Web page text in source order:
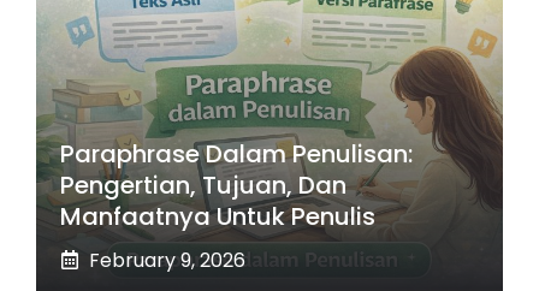
Paraphrase Dalam Penulisan:
Pengertian, Tujuan, Dan
Manfaatnya Untuk Penulis
February 9, 2026